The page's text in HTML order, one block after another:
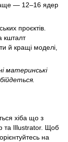
— 12–16 ядер
проєктів.
кшталт
й кращі моделі,
материнські
хіба що з
та Illustrator. Щоб
на